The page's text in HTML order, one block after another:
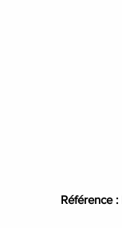
Référence :